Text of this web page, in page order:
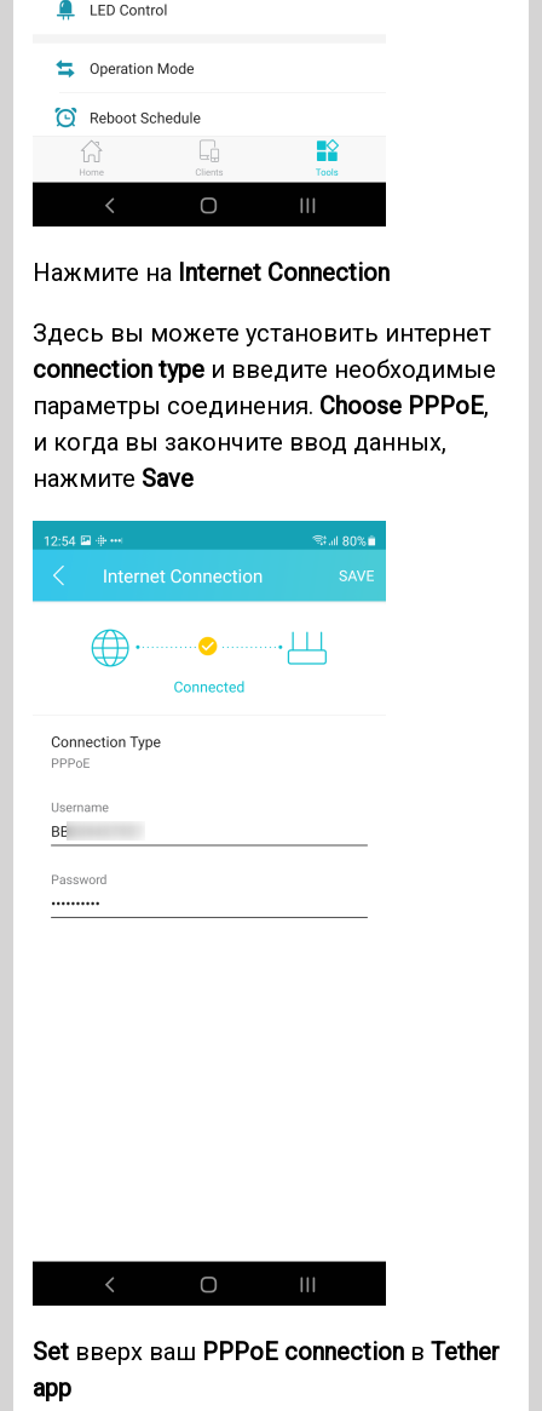
Нажмите на Internet Connection
Здесь вы можете установить интернет
connection type и введите необходимые
параметры соединения. Choose PPPoE,
и когда вы закончите ввод данных,
нажмите Save
Set вверх ваш PPPoE connection вTether
app